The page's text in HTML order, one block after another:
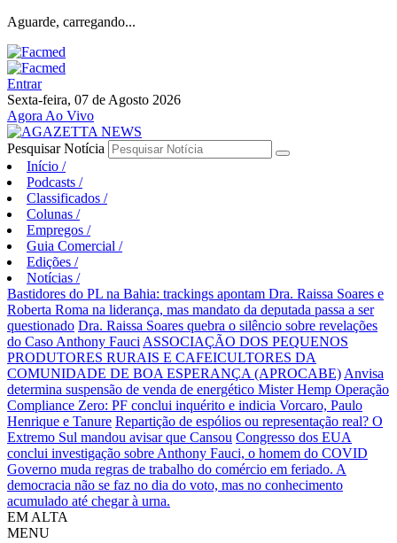
Aguarde, carregando...
Entrar
Sexta-feira, 07 de Agosto 2026
Agora Ao Vivo
Pesquisar Notícia
Início /
Podcasts /
Classificados /
Colunas /
Empregos /
Guia Comercial /
Edições /
Notícias /
Bastidores do PL na Bahia: trackings apontam Dra. Raissa Soares e
Roberta Roma na liderança, mas mandato da deputada passa a ser
questionado Dra. Raissa Soares quebra o silêncio sobre revelações
do Caso Anthony Fauci ASSOCIAÇÃO DOS PEQUENOS
PRODUTORES RURAIS E CAFEICULTORES DA
COMUNIDADE DE BOA ESPERANÇA (APROCABE) Anvisa
determina suspensão de venda de energético Mister Hemp Operação
Compliance Zero: PF conclui inquérito e indicia Vorcaro, Paulo
Henrique e Tanure Repartição de espólios ou representação real? O
Extremo Sul mandou avisar que Cansou Congresso dos EUA
conclui investigação sobre Anthony Fauci, o homem do COVID
Governo muda regras de trabalho do comércio em feriado. A
democracia não se faz no dia do voto, mas no conhecimento
acumulado até chegar à urna.
EM ALTA
MENU